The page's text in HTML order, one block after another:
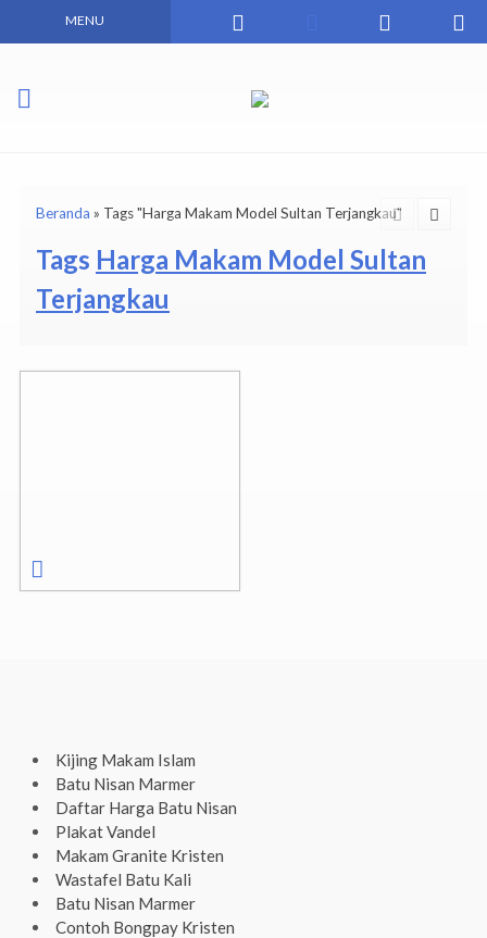
MENU
Beranda » Tags "Harga Makam Model Sultan Terjangkau"
Tags Harga Makam Model Sultan
Terjangkau
Kijing Makam Islam
Batu Nisan Marmer
Daftar Harga Batu Nisan
Plakat Vandel
Makam Granite Kristen
Wastafel Batu Kali
Batu Nisan Marmer
Contoh Bongpay Kristen